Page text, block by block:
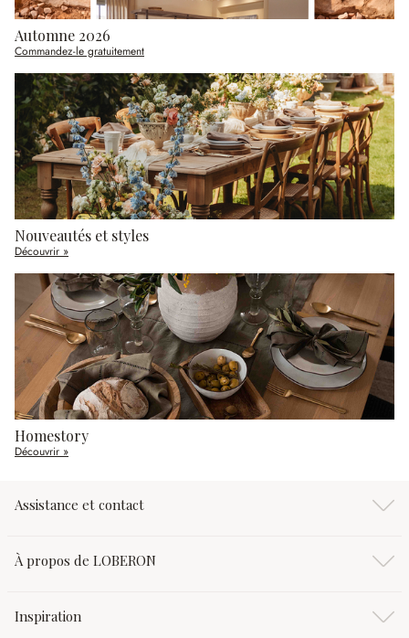
Automne 2026
Commandez-le gratuitement
Nouveautés et styles
Découvrir »
Homestory
Découvrir »
Assistance et contact
À propos de LOBERON
Inspiration